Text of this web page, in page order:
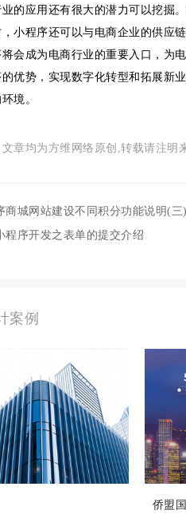
的应用还有很大的潜力可以挖掘
小程序还可以与电商企业的供应
会成为电商行业的重要入口，为
优势，实现数字化转型和拓展新
境。
章均为方维网络原创,转载请注明
商城网站建设不同积分功能说明(三)
程序开发之表单的提交介绍
案例
侨盟